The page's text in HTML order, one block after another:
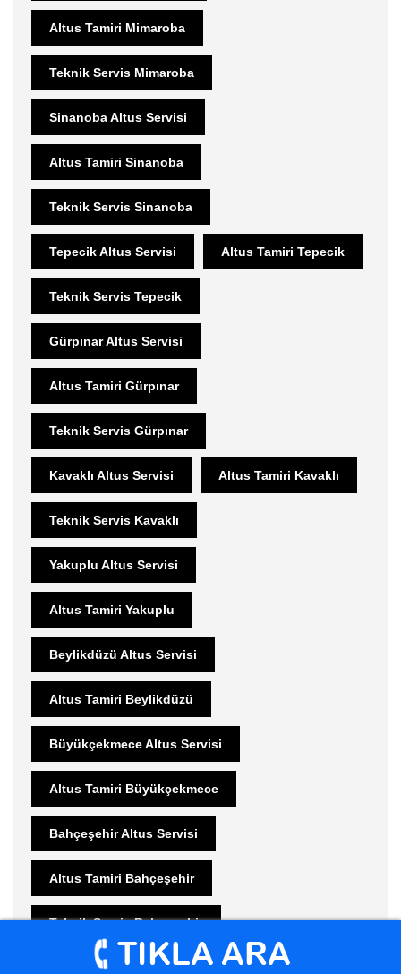
Altus Tamiri Mimaroba
Teknik Servis Mimaroba
Sinanoba Altus Servisi
Altus Tamiri Sinanoba
Teknik Servis Sinanoba
Tepecik Altus Servisi Altus Tamiri Tepecik
Teknik Servis Tepecik
Gürpınar Altus Servisi
Altus Tamiri Gürpınar
Teknik Servis Gürpınar
Kavaklı Altus Servisi Altus Tamiri Kavaklı
Teknik Servis Kavaklı
Yakuplu Altus Servisi
Altus Tamiri Yakuplu
Beylikdüzü Altus Servisi
Altus Tamiri Beylikdüzü
Büyükçekmece Altus Servisi
Altus Tamiri Büyükçekmece
Bahçeşehir Altus Servisi
Altus Tamiri Bahçeşehir
Teknik Servis Bahçeşehir
Güzelce Arçelik Servisi